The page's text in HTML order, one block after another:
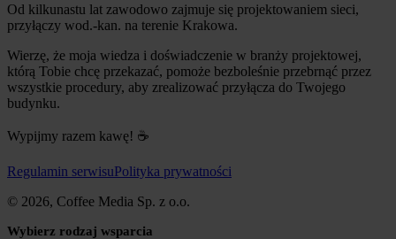
Od kilkunastu lat zawodowo zajmuje się projektowaniem sieci,
przyłączy wod.-kan. na terenie Krakowa.
Wierzę, że moja wiedza i doświadczenie w branży projektowej,
którą Tobie chcę przekazać, pomoże bezboleśnie przebrnąć przez
wszystkie procedury, aby zrealizować przyłącza do Twojego
budynku.
Wypijmy razem kawę! ☕
Regulamin serwisuPolityka prywatności
© 2026, Coffee Media Sp. z o.o.
Wybierz rodzaj wsparcia